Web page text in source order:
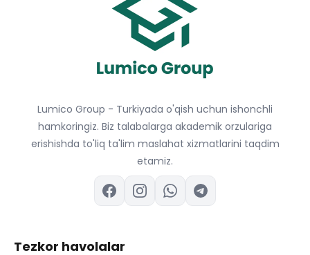
Lumico Group - Turkiyada o'qish uchun ishonchli
hamkoringiz. Biz talabalarga akademik orzulariga
erishishda to'liq ta'lim maslahat xizmatlarini taqdim
etamiz.
Tezkor havolalar